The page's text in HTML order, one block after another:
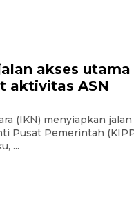
akses utama
aktivitas ASN
(IKN) menyiapkan jalan
Pusat Pemerintah
...